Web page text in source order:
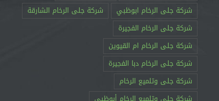
شركة جلى الرخام ابوظبي
شركة جلى الرخام الشارقة
شركة جلى الرخام الفجيرة
شركة جلى الرخام ام القيوين
شركة جلى الرخام دبا الفجيرة
شركة جلى وتلميع الرخام